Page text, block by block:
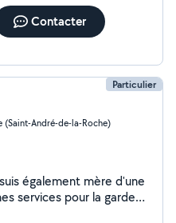
Contacter
Particulier
(Saint-André-de-la-Roche)
également mère d'une
services pour la garde